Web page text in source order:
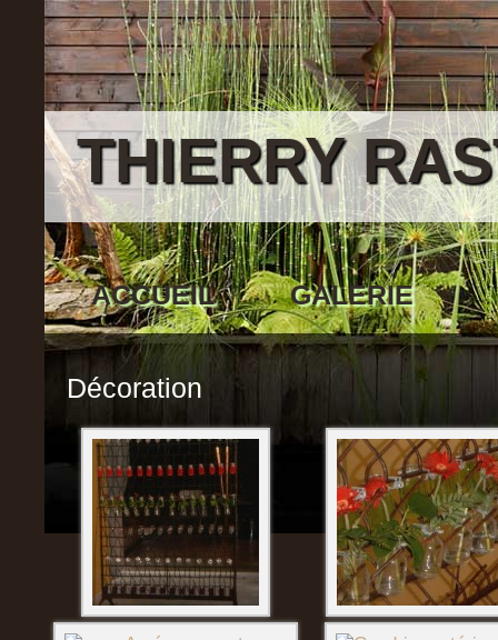
THIERRY
ACCUEIL GALERIE
Décoration